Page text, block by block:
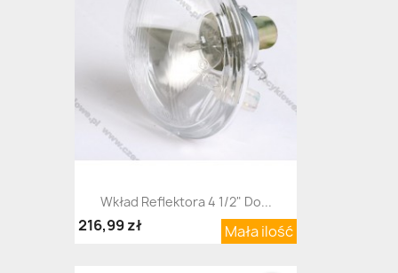
Wkład Reflektora 4 1/2" Do...
Mała ilość
216,99 zł